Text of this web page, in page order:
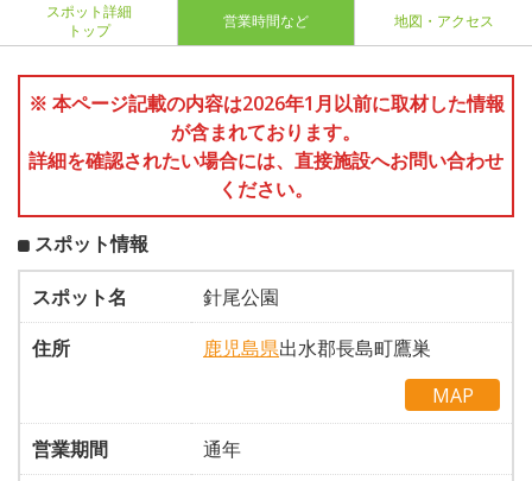
スポット詳細
トップ
営業時間など 地図・アクセス
※ 本ページ記載の内容は2026年1月以前に取材した情報
が含まれております。
詳細を確認されたい場合には、直接施設へお問い合わせ
ください。
スポット情報
スポット名
針尾公園
住所
鹿児島県出水郡長島町鷹巣
MAP
営業期間
通年